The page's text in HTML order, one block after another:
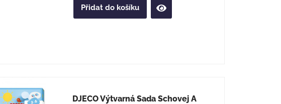
Přidat do košíku
DJECO Výtvarná Sada Schovej A